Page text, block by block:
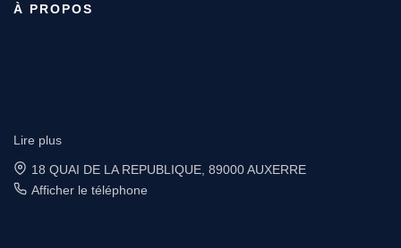
À PROPOS
Lire plus
6 place Vauban, 89200 AVALLON
Afficher le téléphone